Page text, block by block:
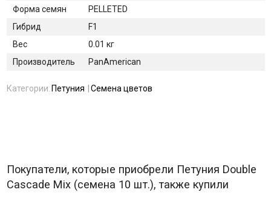
Форма семян
PELLETED
Гибрид
F1
Вес
0.01 кг
Производитель
PanAmerican
Категории: Петуния Семена цветов
Покупатели, которые приобрели Петуния Double
Cascade Mix (семена 10 шт.), также купили